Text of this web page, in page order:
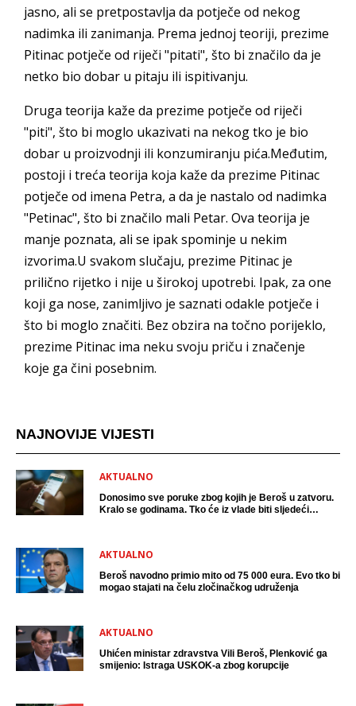
jasno, ali se pretpostavlja da potječe od nekog
nadimka ili zanimanja. Prema jednoj teoriji, prezime
Pitinac potječe od riječi "pitati", što bi značilo da je
netko bio dobar u pitaju ili ispitivanju.
Druga teorija kaže da prezime potječe od riječi
"piti", što bi moglo ukazivati na nekog tko je bio
dobar u proizvodnji ili konzumiranju pića.Međutim,
postoji i treća teorija koja kaže da prezime Pitinac
potječe od imena Petra, a da je nastalo od nadimka
"Petinac", što bi značilo mali Petar. Ova teorija je
manje poznata, ali se ipak spominje u nekim
izvorima.U svakom slučaju, prezime Pitinac je
prilično rijetko i nije u širokoj upotrebi. Ipak, za one
koji ga nose, zanimljivo je saznati odakle potječe i
što bi moglo značiti. Bez obzira na točno porijeklo,
prezime Pitinac ima neku svoju priču i značenje
koje ga čini posebnim.
NAJNOVIJE VIJESTI
AKTUALNO
Donosimo sve poruke zbog kojih je Beroš u zatvoru.
Kralo se godinama. Tko će iz vlade biti sljedeći
AKTUALNO
Beroš navodno primio mito od 75 000 eura. Evo tko bi
mogao stajati na čelu zločinačkog udruženja
AKTUALNO
Uhićen ministar zdravstva Vili Beroš, Plenković ga
smijenio: Istraga USKOK-a zbog korupcije